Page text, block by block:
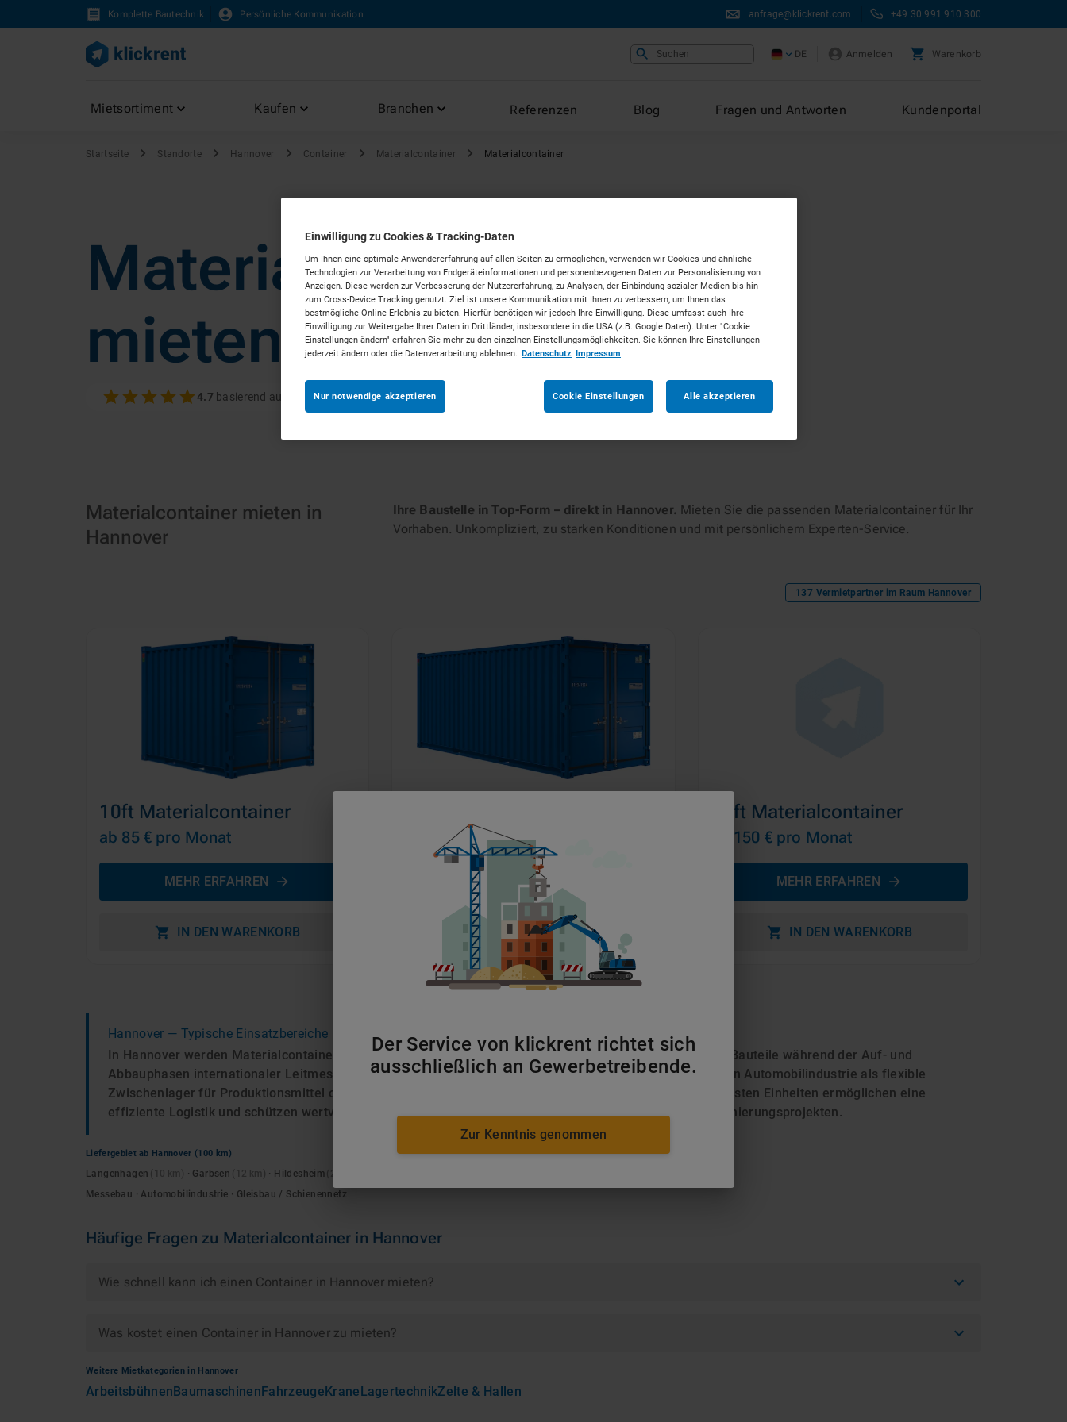
Komplette Bautechnik Persönliche Kommunikation anfrage@klickrent.com +49 30 991 910 300
Suchen DE Anmelden Warenkorb
Mietsortiment Kaufen Branchen Referenzen Blog Fragen und Antworten Kundenportal
Startseite Standorte Hannover Container Materialcontainer Materialcontainer
Materialcontainer
mieten in Hannover
4.7 basierend auf 100+ Bewertungen
Materialcontainer mieten in
Hannover
Ihre Baustelle in Top-Form – direkt in Hannover. Mieten Sie die passenden Materialcontainer für Ihr
Vorhaben. Unkompliziert, zu starken Konditionen und mit persönlichem Experten-Service.
137 Vermietpartner im Raum Hannover
10ft Materialcontainer
ab 85 € pro Monat
MEHR ERFAHREN
IN DEN WARENKORB
ab 115 € pro Monat
MEHR ERFAHREN
IN DEN WARENKORB
40ft Materialcontainer
ab 150 € pro Monat
MEHR ERFAHREN
IN DEN WARENKORB
Hannover — Typische Einsatzbereiche
In Hannover werden Materialcontainer vor allem auf dem Messegelände eingesetzt, um Werkzeuge und Bauteile während der Auf- und
Abbauphasen internationaler Leitmessen sicher und wetterfest zu lagern. Zudem dienen sie in der lokalen Automobilindustrie als flexible
Zwischenlager für Produktionsmittel oder Kleinteile direkt auf den weitläufigen Werksarealen. Diese robusten Einheiten ermöglichen eine
effiziente Logistik und schützen wertvolle Materialien bei kurzfristigen Kapazitätserweiterungen oder Sanierungsprojekten.
Liefergebiet ab Hannover (100 km)
Langenhagen · Garbsen · Hildesheim
Messebau · Automobilindustrie · Gleisbau / Schienennetz
Häufige Fragen zu Materialcontainer in Hannover
Wie schnell kann ich einen Container in Hannover mieten?
Was kostet einen Container in Hannover zu mieten?
Weitere Mietkategorien in Hannover
ArbeitsbühnenBaumaschinenFahrzeugeKraneLagertechnikZelte & Hallen
Der Service von klickrent richtet sich
ausschließlich an Gewerbetreibende.
Zur Kenntnis genommen
Einwilligung zu Cookies & Tracking-Daten
Um Ihnen eine optimale Anwendererfahrung auf allen Seiten zu ermöglichen, verwenden wir Cookies und ähnliche
Technologien zur Verarbeitung von Endgeräteinformationen und personenbezogenen Daten zur Personalisierung von
Anzeigen. Diese werden zur Verbesserung der Nutzererfahrung, zu Analysen, der Einbindung sozialer Medien bis hin
zum Cross-Device Tracking genutzt. Ziel ist unsere Kommunikation mit Ihnen zu verbessern, um Ihnen das
bestmögliche Online-Erlebnis zu bieten. Hierfür benötigen wir jedoch Ihre Einwilligung. Diese umfasst auch Ihre
Einwilligung zur Weitergabe Ihrer Daten in Drittländer, insbesondere in die USA (z.B. Google Daten). Unter "Cookie
Einstellungen ändern" erfahren Sie mehr zu den einzelnen Einstellungsmöglichkeiten. Sie können Ihre Einstellungen
jederzeit ändern oder die Datenverarbeitung ablehnen. Datenschutz Impressum
Nur notwendige akzeptieren Alle akzeptieren
Cookie Einstellungen